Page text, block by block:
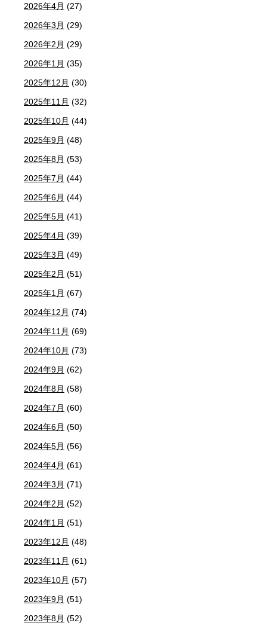
2026年4月 (27)
2026年3月 (29)
2026年2月 (29)
2026年1月 (35)
2025年12月 (30)
2025年11月 (32)
2025年10月 (44)
2025年9月 (48)
2025年8月 (53)
2025年7月 (44)
2025年6月 (44)
2025年5月 (41)
2025年4月 (39)
2025年3月 (49)
2025年2月 (51)
2025年1月 (67)
2024年12月 (74)
2024年11月 (69)
2024年10月 (73)
2024年9月 (62)
2024年8月 (58)
2024年7月 (60)
2024年6月 (50)
2024年5月 (56)
2024年4月 (61)
2024年3月 (71)
2024年2月 (52)
2024年1月 (51)
2023年12月 (48)
2023年11月 (61)
2023年10月 (57)
2023年9月 (51)
2023年8月 (52)